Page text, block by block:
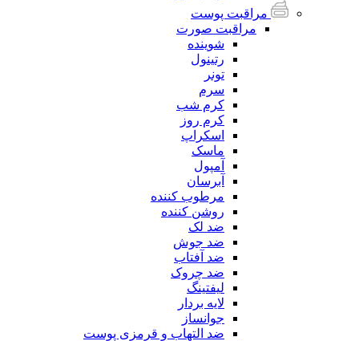
مراقبت پوست
مراقبت صورت
شوینده
رتینول
تونر
سرم
کرم شب
کرم روز
اسکراپ
ماسک
آمپول
آبرسان
مرطوب کننده
روشن کننده
ضد لک
ضد جوش
ضد آفتاب
ضد چروک
لیفتینگ
لایه بردار
جوانساز
ضد التهاب و قرمزی پوست